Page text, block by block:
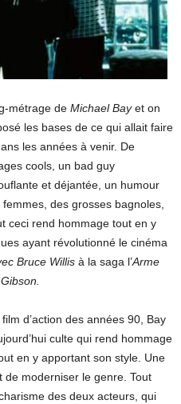
métrage de Michael Bayet on
les bases de ce qui allait faire
les années à venir. De
cools, un bad guy
et déjantée, un humour
des grosses bagnoles,
ceci rend hommage tout en y
ayant révolutionné le cinéma
Bruce Willis à la saga l’Arme
d’action des années 90, Bay
culte qui rend hommage
en y apportant son style. Une
de moderniser le genre. Tout
des deux acteurs, qui